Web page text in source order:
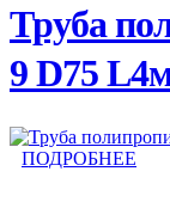
Труба
9 D75
ПОДРОБНЕЕ